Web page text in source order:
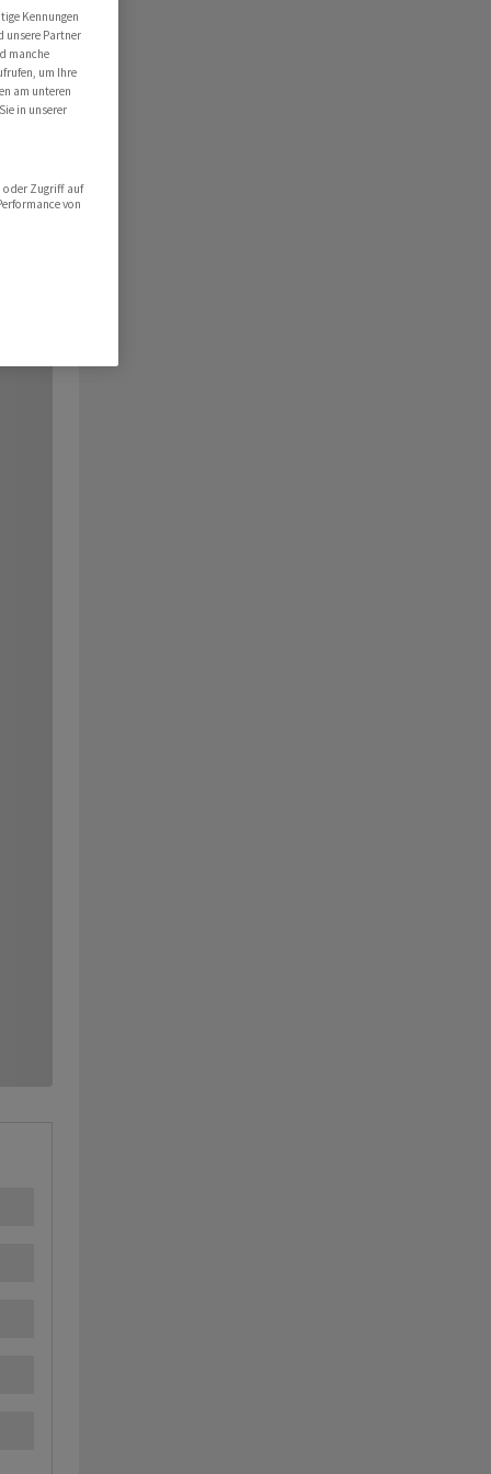
Kennungen
unsere Partner
manche
um Ihre
am unteren
in unserer
oder Zugriff auf
von